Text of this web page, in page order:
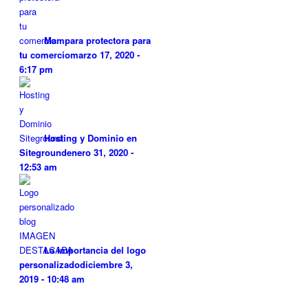
Mampara protectora para
tu comerciomarzo 17, 2020 -
6:17 pm
Hosting y Dominio en
Sitegroundenero 31, 2020 -
12:53 am
La importancia del logo
personalizadodiciembre 3,
2019 - 10:48 am